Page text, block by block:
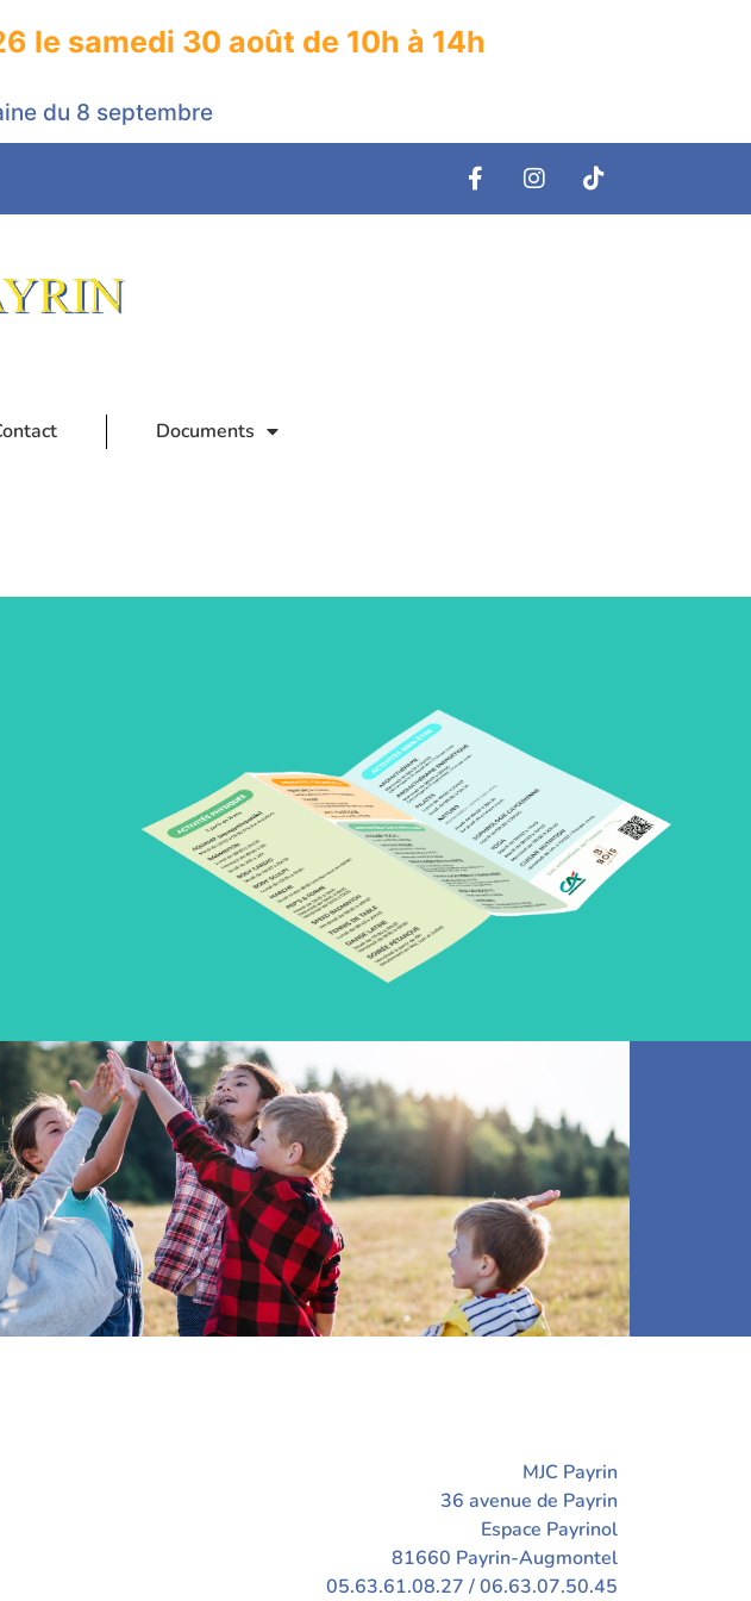
le samedi 30 août de 10h à 14h
du 8 septembre
Documents
MJC Payrin
36 avenue de Payrin
Espace Payrinol
81660 Payrin-Augmontel
05.63.61.08.27 / 06.63.07.50.45